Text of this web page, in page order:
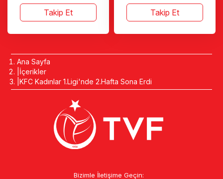
Takip Et Takip Et
Ana Sayfa
İçerikler
KFC Kadınlar 1.Ligi'nde 2.Hafta Sona Erdi
Bizimle İletişime Geçin: